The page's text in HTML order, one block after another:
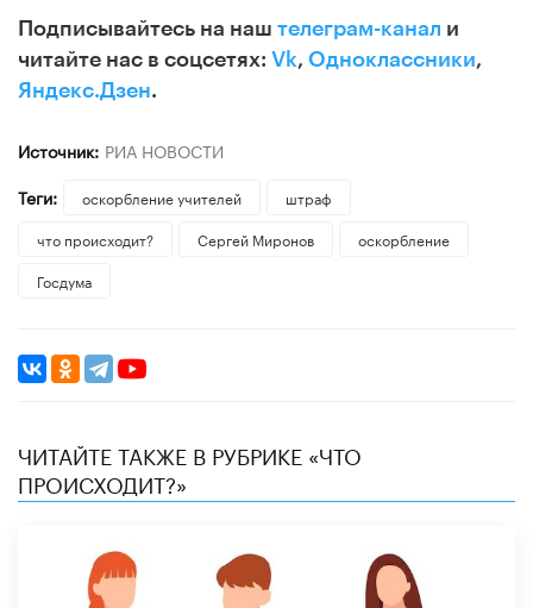
Подписывайтесь на наш телеграм-канал и
читайте нас в соцсетях: Vk, Одноклассники,
Яндекс.Дзен.
Источник: РИА НОВОСТИ
Теги:
оскорбление учителей
штраф
что происходит?
Сергей Миронов
оскорбление
Госдума
ЧИТАЙТЕ ТАКЖЕ В РУБРИКЕ «ЧТО
ПРОИСХОДИТ?»